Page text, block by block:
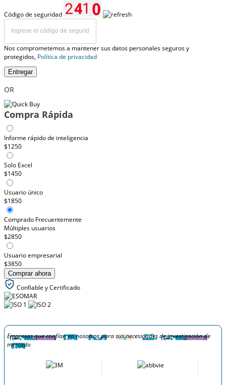
Código de seguridad
Nos comprometemos a mantener sus datos personales seguros y
protegidos, Política de privacidad
Entregar
OR
Compra Rápida
Informe rápido de inteligencia
$1250
Solo Excel
$1450
Usuario único
$1850
Comprado Frecuentemente
Múltiples usuarios
$2850
Usuario empresarial
$3850
Comprar ahora
Confiable y Certificado
Empresas que confían en nosotros para sus necesidades de investigación de
mercado